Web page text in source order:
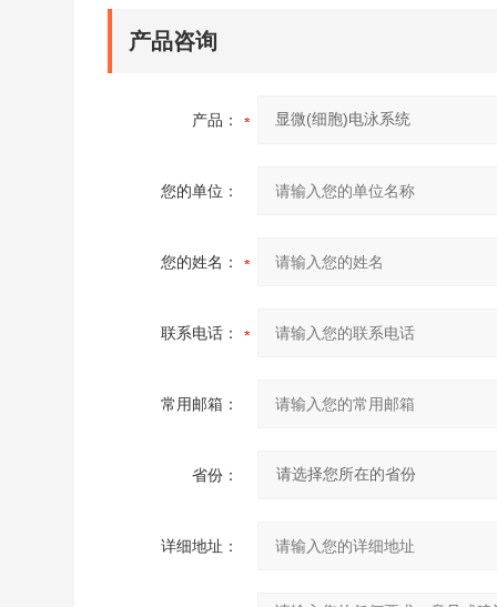
产品咨询
产品：
您的单位：
您的姓名：
联系电话：
常用邮箱：
省份：
详细地址：